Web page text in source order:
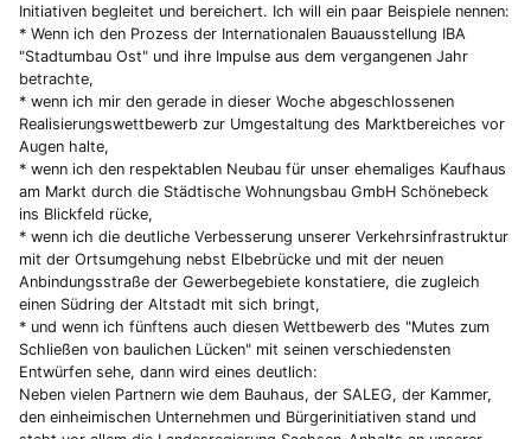
Initiativen begleitet und bereichert. Ich will ein paar Beispiele nennen:
* Wenn ich den Prozess der Internationalen Bauausstellung IBA
"Stadtumbau Ost" und ihre Impulse aus dem vergangenen Jahr
betrachte,
* wenn ich mir den gerade in dieser Woche abgeschlossenen
Realisierungswettbewerb zur Umgestaltung des Marktbereiches vor
Augen halte,
* wenn ich den respektablen Neubau für unser ehemaliges Kaufhaus
am Markt durch die Städtische Wohnungsbau GmbH Schönebeck
ins Blickfeld rücke,
* wenn ich die deutliche Verbesserung unserer Verkehrsinfrastruktur
mit der Ortsumgehung nebst Elbebrücke und mit der neuen
Anbindungsstraße der Gewerbegebiete konstatiere, die zugleich
einen Südring der Altstadt mit sich bringt,
* und wenn ich fünftens auch diesen Wettbewerb des "Mutes zum
Schließen von baulichen Lücken" mit seinen verschiedensten
Entwürfen sehe, dann wird eines deutlich:
Neben vielen Partnern wie dem Bauhaus, der SALEG, der Kammer,
den einheimischen Unternehmen und Bürgerinitiativen stand und